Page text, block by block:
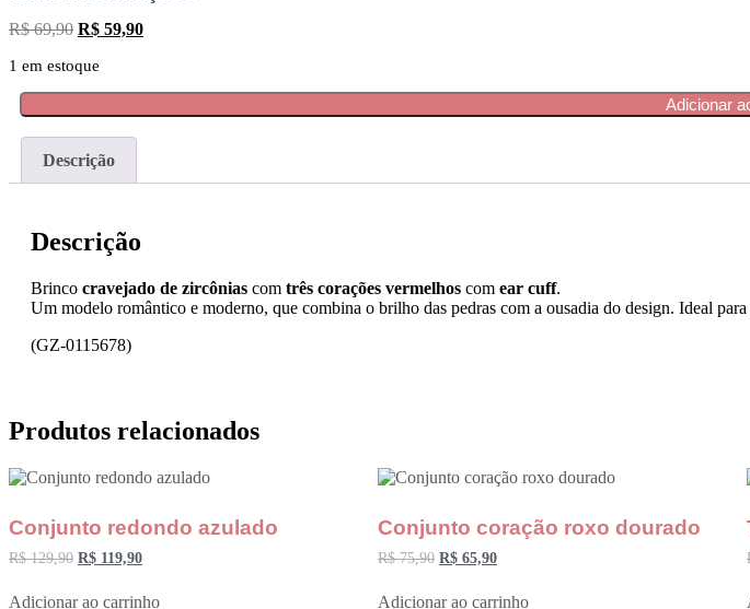
R$69,90 R$ 59,90
1 em estoque
Adicionar
Descrição
Descrição
Brinco cravejado de zircônias com três corações vermelhos com ear cuff.
Um modelo romântico e moderno, que combina o brilho das pedras com a ousadia do design. Ideal
(GZ-0115678)
Produtos relacionados
Conjunto redondo azulado
R$129,90 R$ 119,90
Adicionar ao carrinho
Conjunto coração roxo dourado
R$75,90 R$ 65,90
Adicionar ao carrinho